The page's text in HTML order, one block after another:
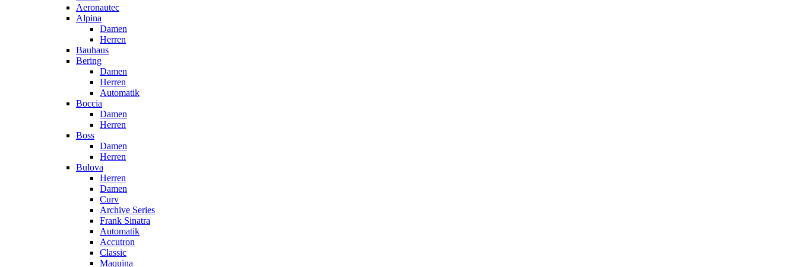
Aeronautec
Alpina
Damen
Herren
Bauhaus
Bering
Damen
Herren
Automatik
Boccia
Damen
Herren
Boss
Damen
Herren
Bulova
Herren
Damen
Curv
Archive Series
Frank Sinatra
Automatik
Accutron
Classic
Maquina